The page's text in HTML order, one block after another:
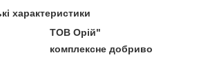
характеристики
ТОВ Орій"
комплексне добриво